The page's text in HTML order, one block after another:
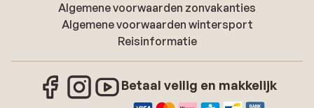
Algemene voorwaarden zonvakanties
Algemene voorwaarden wintersport
Reisinformatie
Betaal veilig en makkelijk